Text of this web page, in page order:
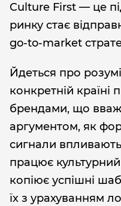
Culture First — це
ринку стає
go-to-market
Йдеться про
конкретній країні
брендами, що
аргументом, як
сигнали
працює
копіює успішні
їх з урахуванням